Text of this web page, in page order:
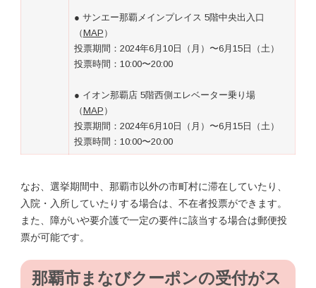
● サンエー那覇メインプレイス 5階中央出入口
（MAP ）
投票期間：2024年6月10日（月）〜6月15日（土）
投票時間：10:00〜20:00
● イオン那覇店 5階西側エレベーター乗り場
（MAP ）
投票期間：2024年6月10日（月）〜6月15日（土）
投票時間：10:00〜20:00
なお、選挙期間中、那覇市以外の市町村に滞在していたり、
入院・入所していたりする場合は、不在者投票ができます。
また、障がいや要介護で一定の要件に該当する場合は郵便投
票が可能です。
那覇市まなびクーポンの受付がス